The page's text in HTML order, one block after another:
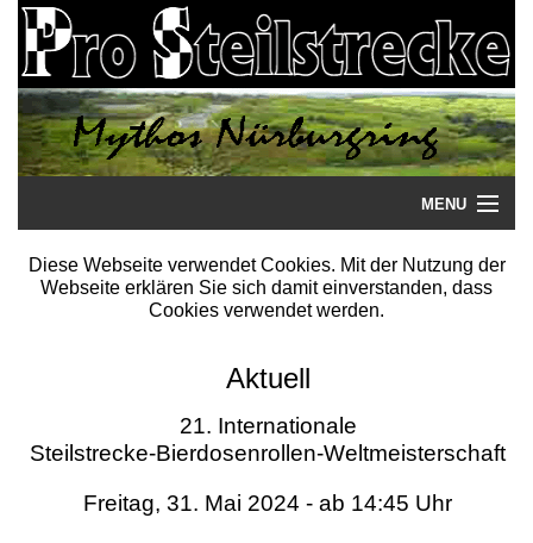
MENU
Startseite
Literatur
Termine
Diese Webseite verwendet Cookies. Mit der Nutzung der
Webseite erklären Sie sich damit einverstanden, dass
Cookies verwendet werden.
Aktuell
21. Internationale
Steilstrecke-Bierdosenrollen-Weltmeisterschaft
Freitag, 31. Mai 2024 - ab 14:45 Uhr